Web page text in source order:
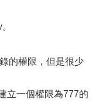
的權限，但是很少
立一個權限為777的